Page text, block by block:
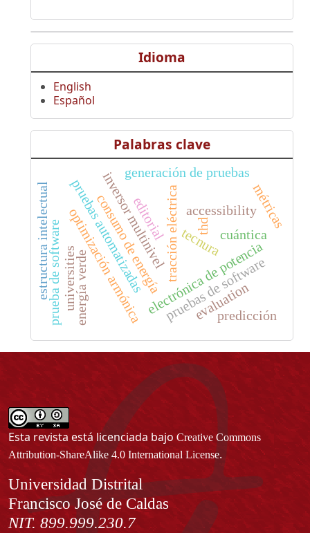
Idioma
English
Español
Palabras clave
editorial tecnura
inversor multinivel
optimización armónica thd
electrónica de potencia
tracción eléctrica
energía verdeconsumo de energíapruebas de software
pruebas automatizadas
prueba de software
generación de pruebas
accessibility
evaluation
universities
cuántica
métricas
predicción
estructura intelectual
Esta revista está licenciada bajo Creative Commons
Attribution-ShareAlike 4.0 International License.
Información
Universidad Distrital
Francisco José de Caldas
NIT. 899.999.230.7